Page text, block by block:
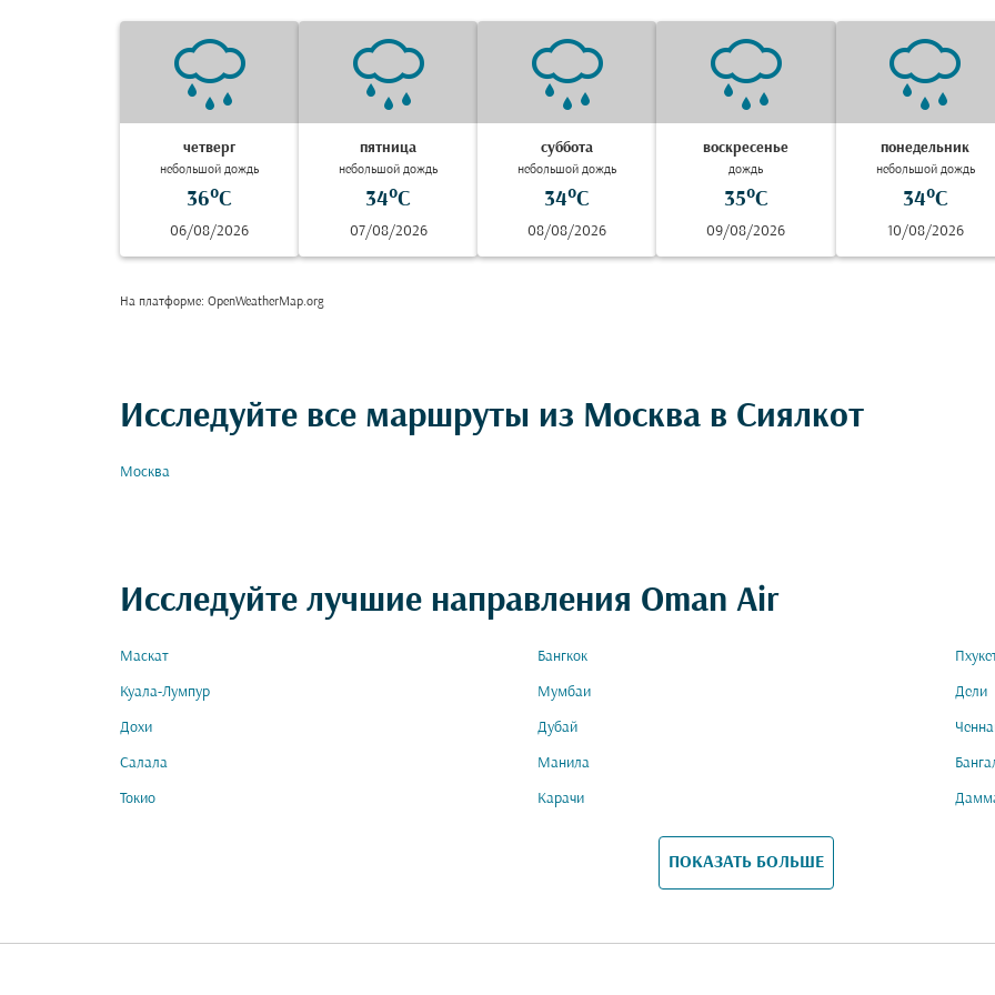
четверг
небольшой дождь
36°C
06/08/2026
пятница
небольшой дождь
34°C
07/08/2026
суббота
небольшой дождь
34°C
08/08/2026
воскресенье
дождь
35°C
09/08/2026
понедельник
небольшой дождь
34°C
10/08/2026
На платформе: OpenWeatherMap.org
Исследуйте все маршруты из Москва в Сиялкот
Москва
Исследуйте лучшие направления Oman Air
Маскат Бангкок
Куала-Лумпур Мумбаи Дели
Дохи Дубай
Салала Манила
Токио Карачи
ПОКАЗАТЬ БОЛЬШЕ